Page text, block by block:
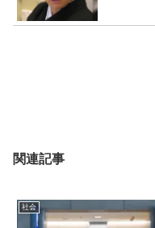
関連記事
社会